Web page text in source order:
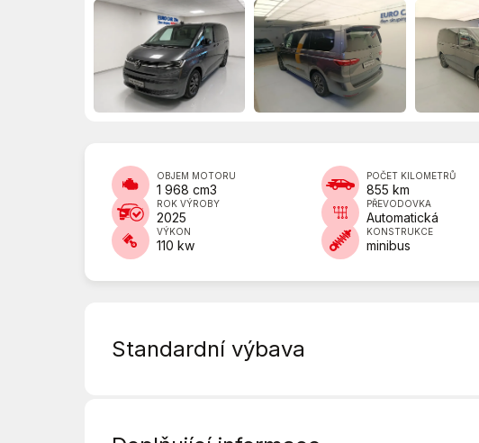
OBJEM MOTORU
1 968 cm3
POČET KILOMETRŮ
855 km
ROK VÝROBY
2025
PŘEVODOVKA
Automatická
VÝKON
110 kw
KONSTRUKCE
minibus
Standardní výbava